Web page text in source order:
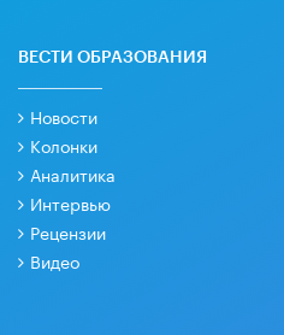
ВЕСТИ ОБРАЗОВАНИЯ
Новости
Колонки
Аналитика
Интервью
Рецензии
Видео